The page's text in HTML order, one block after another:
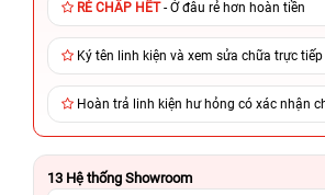
RẺ CHẤP HẾT- Ở đâu rẻ hơn hoàn tiền
Ký tên linh kiện và xem sửa chữa trực tiếp
Hoàn trả linh kiện hư hỏng có xác nhận
13 Hệ thống Showroom